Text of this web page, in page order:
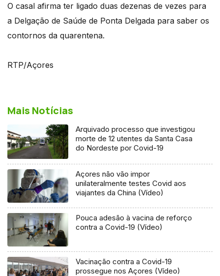
O casal afirma ter ligado duas dezenas de vezes para
a Delgação de Saúde de Ponta Delgada para saber os
contornos da quarentena.
RTP/Açores
Mais Notícias
Arquivado processo que investigou
morte de 12 utentes da Santa Casa
do Nordeste por Covid-19
Açores não vão impor
unilateralmente testes Covid aos
viajantes da China (Vídeo)
Pouca adesão à vacina de reforço
contra a Covid-19 (Vídeo)
Vacinação contra a Covid-19
prossegue nos Açores (Vídeo)